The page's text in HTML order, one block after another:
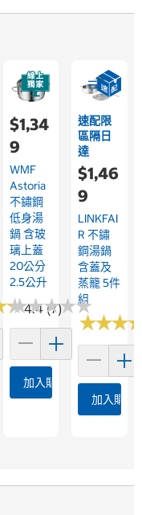
★
★4.4 (7)
$1,34
9
WMF
Astoria
不鏽鋼
低身湯
鍋 含玻
璃上蓋
20公分
2.5公升
★★★★★
★★★★★
加入購物車
速配限
區隔日
達
$1,46
9
LINKFAI
R 不鏽
鋼湯鍋
含蓋及
蒸籠 5件
組
★★★
★★★
加入購物